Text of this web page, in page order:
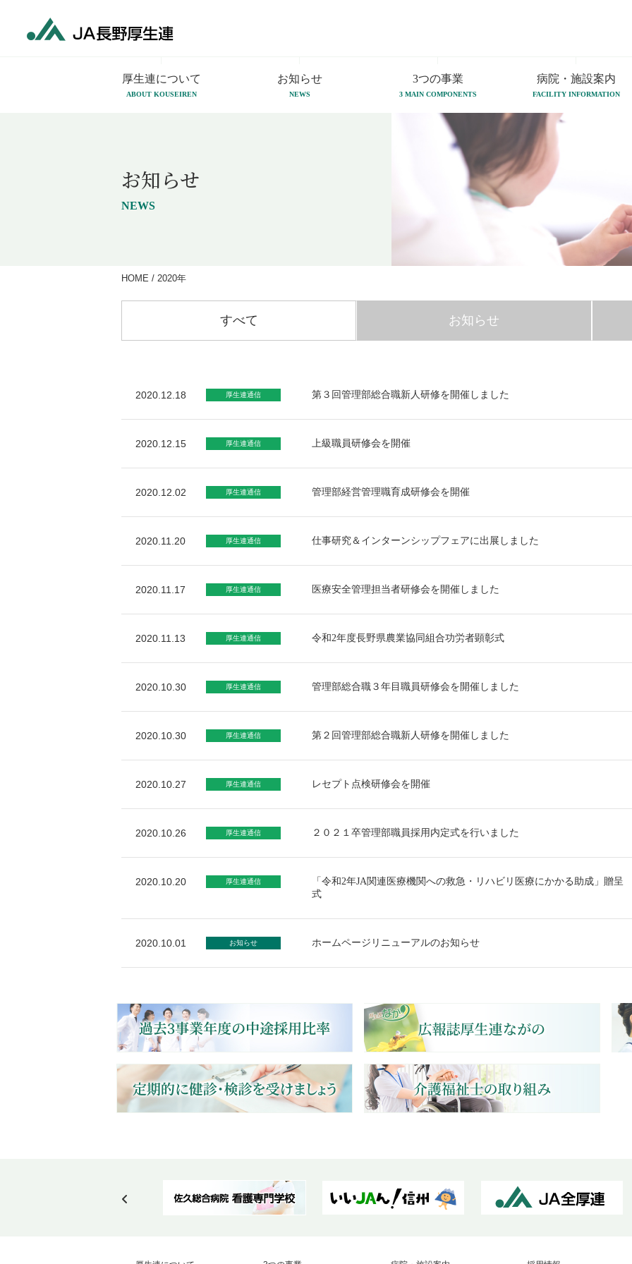
厚生連について
ABOUT KOUSEIREN
お知らせ
NEWS
3つの事業
3 MAIN COMPONENTS
病院・施設案内
FACILITY INFORMATION
お知らせ
NEWS
HOME / 2020年
すべて お知らせ
2020.12.18 厚生連通信 第３回管理部総合職新人研修を開催しました
2020.12.15 厚生連通信 上級職員研修会を開催
2020.12.02 厚生連通信 管理部経営管理職育成研修会を開催
2020.11.20 厚生連通信 仕事研究＆インターンシップフェアに出展しました
2020.11.17 厚生連通信 医療安全管理担当者研修会を開催しました
2020.11.13 厚生連通信 令和2年度長野県農業協同組合功労者顕彰式
2020.10.30 厚生連通信 管理部総合職３年目職員研修会を開催しました
2020.10.30 厚生連通信 第２回管理部総合職新人研修を開催しました
2020.10.27 厚生連通信 レセプト点検研修会を開催
2020.10.26 厚生連通信 ２０２１卒管理部職員採用内定式を行いました
2020.10.20 厚生連通信
「令和2年JA関連医療機関への救急・リハビリ医療にかかる助成」贈呈
式
2020.10.01 お知らせ ホームページリニューアルのお知らせ